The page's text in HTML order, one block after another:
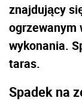
znajdujący
ogrzewanym
wykonania.
taras.
Spadek na